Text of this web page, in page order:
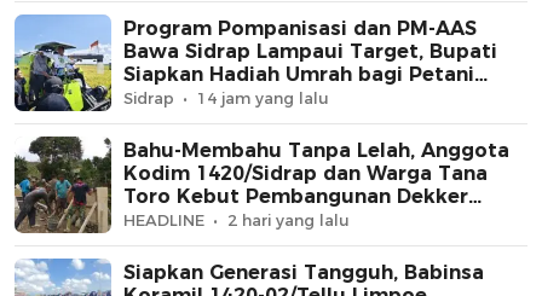
Program Pompanisasi dan PM-AAS
Bawa Sidrap Lampaui Target, Bupati
Siapkan Hadiah Umrah bagi Petani
Berprestasi
Sidrap 14 jam yang lalu
Bahu-Membahu Tanpa Lelah, Anggota
Kodim 1420/Sidrap dan Warga Tana
Toro Kebut Pembangunan Dekker
Jembatan Beton
HEADLINE 2 hari yang lalu
Siapkan Generasi Tangguh, Babinsa